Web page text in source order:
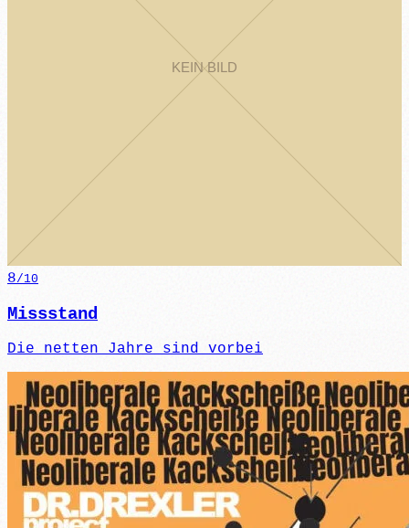
8/10
Missstand
Die netten Jahre sind vorbei